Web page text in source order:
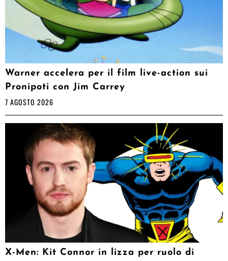
Warner accelera per il film live-action sui
Pronipoti con Jim Carrey
7 AGOSTO 2026
X-Men: Kit Connor in lizza per ruolo di